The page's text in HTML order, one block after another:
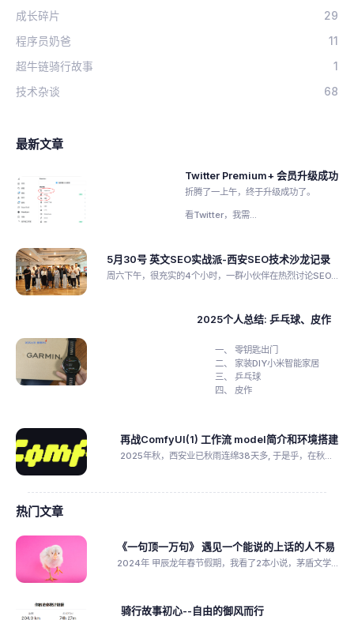
成长碎片
29
程序员奶爸
11
超牛链骑行故事
1
技术杂谈
68
最新文章
Twitter Premium+ 会员升级成功
折腾了一上午，终于升级成功了。
看Twitter，我需...
5月30号 英文SEO实战派-西安SEO技术沙龙记录
周六下午，很充实的4个小时，一群小伙伴在热烈讨论SEO...
2025个人总结: 乒乓球、皮作
零钥匙出门
家装DIY小米智能家居
乒乓球
皮作
再战ComfyUI(1) 工作流 model简介和环境搭建
2025年秋，西安业已秋雨连绵38天多, 于是乎，在秋...
热门文章
《一句顶一万句》 遇见一个能说的上话的人不易
2024年 甲辰龙年春节假期，我看了2本小说，茅盾文学...
骑行故事初心--自由的御风而行